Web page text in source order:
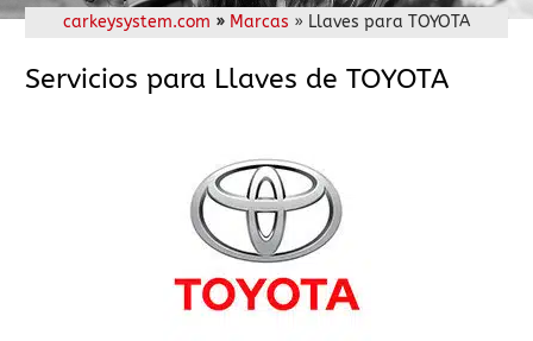
Centros
Contacto
900 802 604
carkeysystem.com » Marcas » Llaves para TOYOTA
Servicios para Llaves de TOYOTA